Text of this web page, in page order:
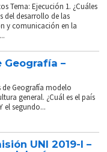
Tema: Ejecución 1. ¿Cuáles
del desarrollo de las
y comunicación en la
Geografía –
de Geografía modelo
general. ¿Cuál es el país
el segundo...
UNI 2019-I –